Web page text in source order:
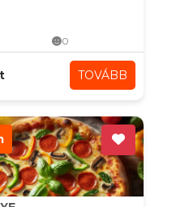
0
TOVÁBB